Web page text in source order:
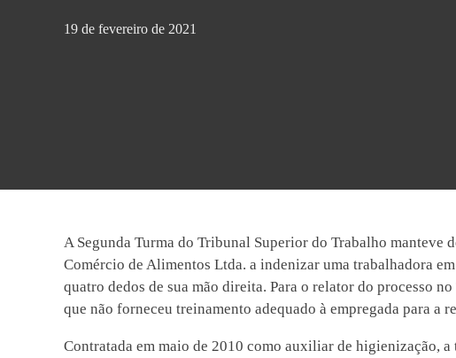
19 de fevereiro de 2021
A Segunda Turma do Tribunal Superior do Trabalho manteve
Comércio de Alimentos Ltda. a indenizar uma trabalhadora
quatro dedos de sua mão direita. Para o relator do processo
que não forneceu treinamento adequado à empregada para a
Contratada em maio de 2010 como auxiliar de higienização,